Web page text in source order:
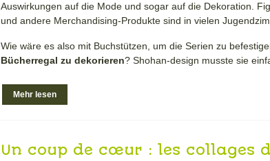
Auswirkungen auf die Mode und sogar auf die Dekoration.
und andere Merchandising-Produkte sind in vielen
Wie wäre es also mit Buchstützen, um die Serien zu
Bücherregal zu dekorieren? Shohan-design musste sie
Mehr lesen
Un coup de cœur : les collages